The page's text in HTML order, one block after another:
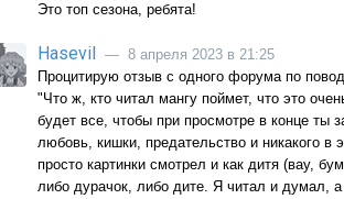
Это топ сезона, ребята!
Hasevil — 8 апреля 2023 в 21:25
Процитирую отзыв с одного форума по
"Что ж, кто читал мангу поймет, что это
будет все, чтобы при просмотре в конце ты
любовь, кишки, предательство и никакого
просто картинки смотрел и как дитя (вау,
либо дурачoк, либо дите. Я читал и думал, а